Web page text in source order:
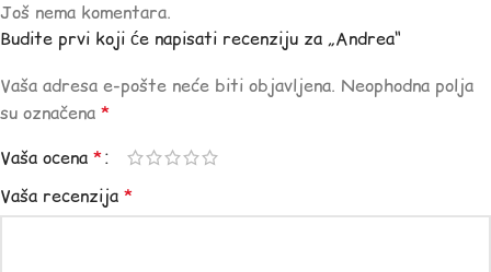
Još nema komentara.
Budite prvi koji će napisati recenziju za „Andrea“
Vaša adresa e-pošte neće biti objavljena. Neophodna polja
su označena *
Vaša ocena *
Vaša recenzija *